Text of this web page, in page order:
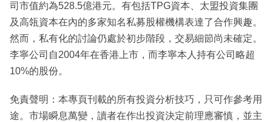
司市值約為528.5億港元。有包括TPG資本、太盟投資集團
及高瓴資本在內的多家知名私募股權機構表達了合作興趣。
然而，私有化的討論仍處於初步階段，交易細節尚未確定。
李寧公司自2004年在香港上市，而李寧本人持有公司略超
10%的股份。
免責聲明：本專頁刊載的所有投資分析技巧，只可作參考用
途。市場瞬息萬變，讀者在作出投資決定前理應審慎，並主